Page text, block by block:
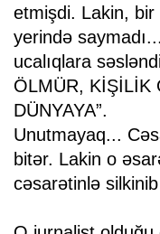
etmişdi. Lakin,
yerində
ucalıqlara
ÖLMÜR, KİŞİLİK
DÜNYAYA”.
Unutmayaq...
bitər. Lakin o
cəsarətinlə